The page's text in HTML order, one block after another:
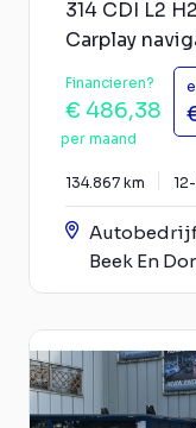
314 CDI L2
Carplay
Financieren?
€ 486,38
per maand
134.867 km
Autobedrijf
Beek En